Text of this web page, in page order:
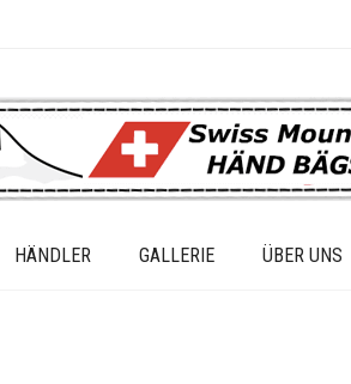
HÄNDLER GALLERIE ÜBER UNS